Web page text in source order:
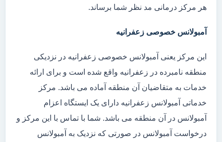
هر مرکز درمانی مد نظر شما برساند.
آمبولانس خصوصی زعفرانیه
این مرکز یعنی آمبولانس خصوصی زعفرانیه در نزدیکی
منطقه نامبرده در زعفرانیه واقع شده است و برای ارائه
خدمات به متقاضیان آن منطقه آماده می باشد. مرکز
خدماتی آمبولانس زعفرانیه دارای یک ایستگاه اعزام
آمبولانس در آن منطقه می باشد. شما با تماس با این مرکز و
درخواست آمبولانس در صورتی که نزدیک به آمبولانس